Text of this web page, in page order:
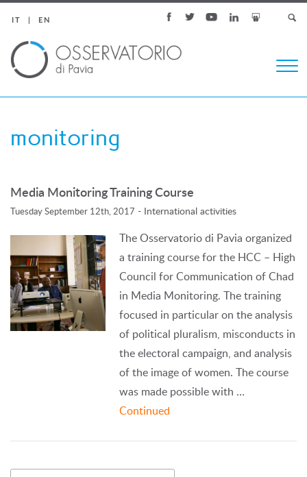
IT EN
monitoring
Media Monitoring Training Course
Tuesday September 12th, 2017 - International activities
The Osservatorio di Pavia organized
a training course for the HCC – High
Council for Communication of Chad
in Media Monitoring. The training
focused in particular on the analysis
of political pluralism, misconducts in
the electoral campaign, and analysis
of the image of women. The course
was made possible with …
Continued